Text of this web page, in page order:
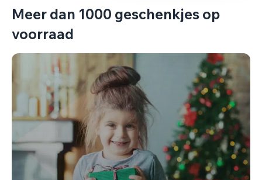
Meer dan 1000 geschenkjes op
voorraad